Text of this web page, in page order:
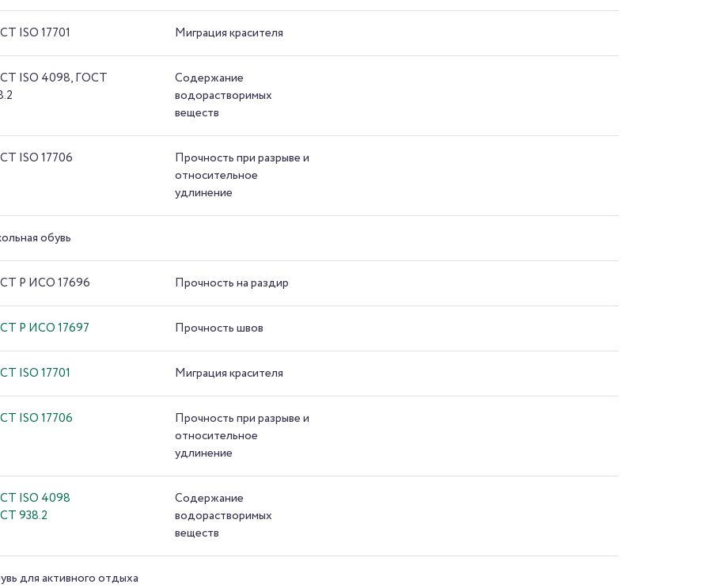
ISO 17701 Миграция красителя
ISO 4098, ГОСТ
Содержание
водорастворимых
веществ
ISO 17706
Прочность при разрыве и
относительное
удлинение
обувь
Р ИСО 17696 Прочность на раздир
Р ИСО 17697 Прочность швов
ISO 17701 Миграция красителя
ISO 17706
Прочность при разрыве и
относительное
удлинение
ISO 4098
938.2
Содержание
водорастворимых
веществ
для активного отдыха